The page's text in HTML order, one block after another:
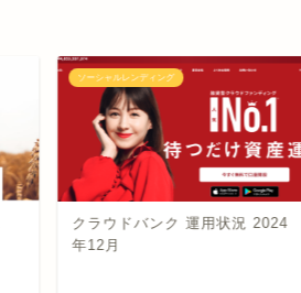
ソーシャルレンディング
クラウドバンク 運用状況 2024
年12月